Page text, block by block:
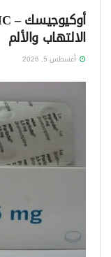
الالتهاب والألم
أغسطس 5, 2026